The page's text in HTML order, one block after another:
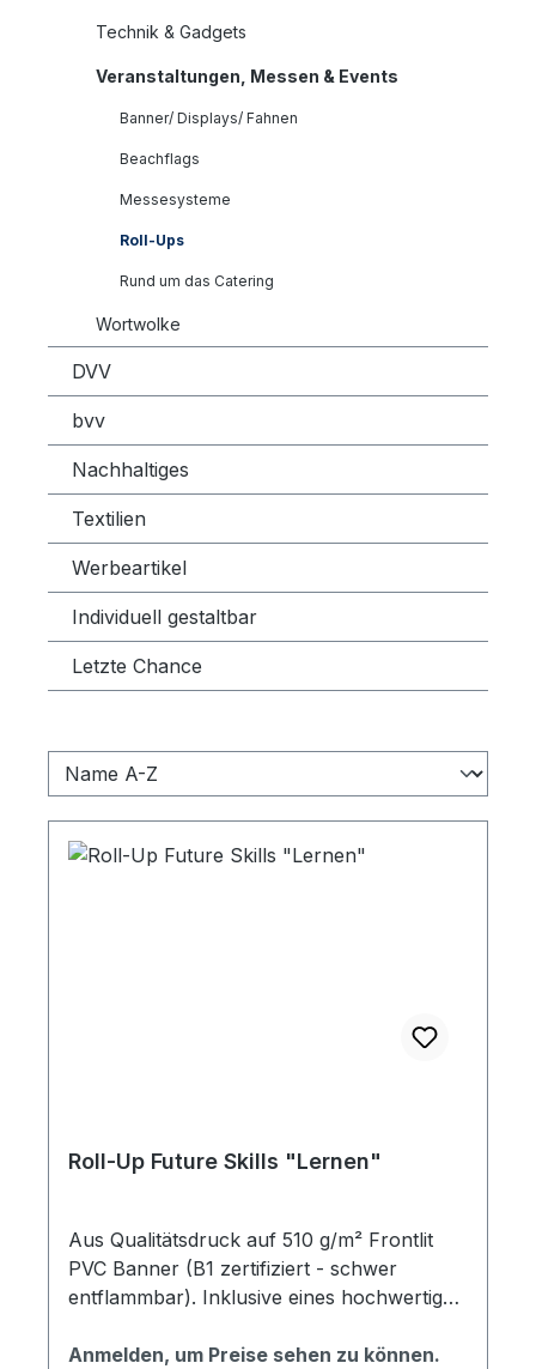
Technik & Gadgets
Veranstaltungen, Messen & Events
Banner/ Displays/ Fahnen
Beachflags
Messesysteme
Roll-Ups
Rund um das Catering
Wortwolke
DVV
bvv
Nachhaltiges
Textilien
Werbeartikel
Individuell gestaltbar
Letzte Chance
Roll-Up Future Skills "Lernen"
Aus Qualitätsdruck auf 510 g/m² Frontlit
PVC Banner (B1 zertifiziert - schwer
entflammbar). Inklusive eines hochwertigen
Standfüßen sowie einer gepolsterten
Anmelden, um Preise sehen zu können.